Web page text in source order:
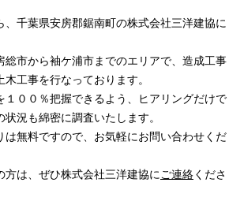
、千葉県安房郡鋸南町の株式会社三洋建協に
総市から袖ケ浦市までのエリアで、造成工事
工事を行なっております。
１００％把握できるよう、ヒアリングだけで
況も綿密に調査いたします。
は無料ですので、お気軽にお問い合わせくだ
方は、ぜひ株式会社三洋建協にご連絡くださ